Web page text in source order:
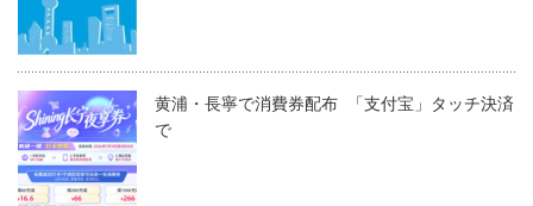
黄浦・長寧で消費券配布 「支付宝」タッチ決済
で